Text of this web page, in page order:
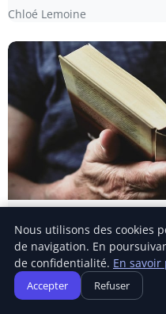
Chloé Lemoine
SUCCÈS ENTREPRENEURIAL
«Nous avons choisi
dédiée à
avec Adrienne de
Nous utilisons des cookies
de navigation. En
de confidentialité. En savoir
Accepter Refuser